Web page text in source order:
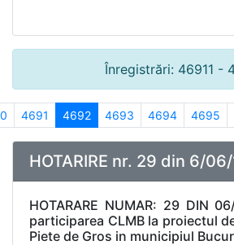
Înregistrări: 46911 -
4691 4692 4693 4694 4695
HOTARIRE nr. 29 din 6/
HOTARARE NUMAR: 29 DIN
participarea CLMB la proiectul
Piete de Gros in municipiul